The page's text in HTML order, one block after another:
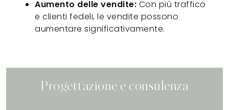
Aumento delle vendite: Con più traffico
e clienti fedeli, le vendite possono
aumentare significativamente.
Progettazione e consulenza